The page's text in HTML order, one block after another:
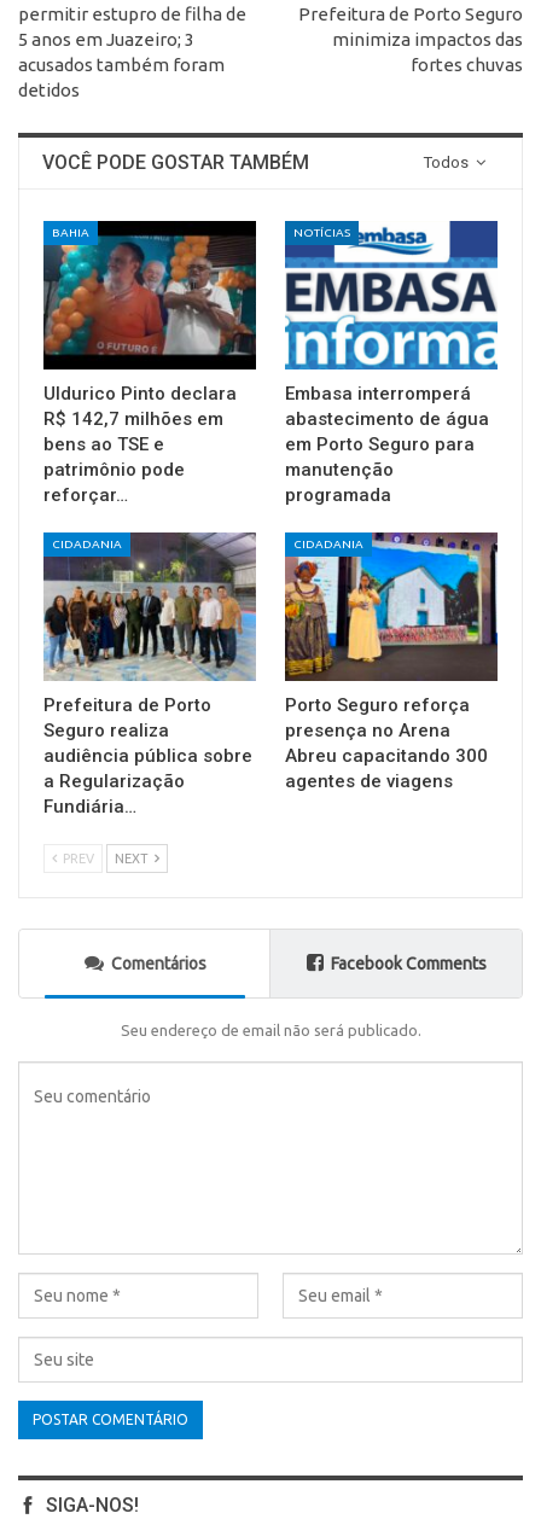
permitir estupro de filha de
5 anos em Juazeiro; 3
acusados também foram
detidos
Prefeitura de Porto Seguro
minimiza impactos das
fortes chuvas
Todos
VOCÊ PODE GOSTAR TAMBÉM
BAHIA
Uldurico Pinto declara
R$ 142,7 milhões em
bens ao TSE e
patrimônio pode
reforçar…
NOTÍCIAS
Embasa interromperá
abastecimento de água
em Porto Seguro para
manutenção
programada
CIDADANIA
Prefeitura de Porto
Seguro realiza
audiência pública sobre
a Regularização
Fundiária…
CIDADANIA
Porto Seguro reforça
presença no Arena
Abreu capacitando 300
agentes de viagens
PREV NEXT
Comentários Facebook Comments
Seu endereço de email não será publicado.
SIGA-NOS!